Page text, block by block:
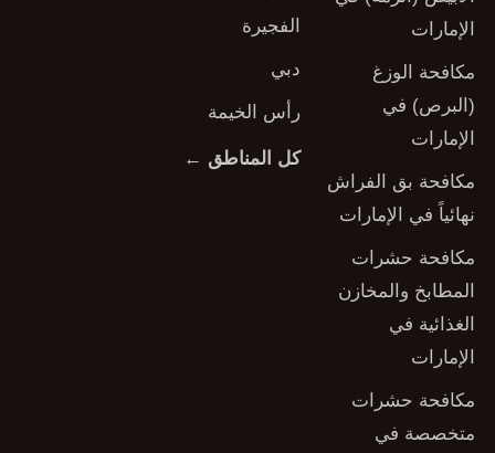
الإمارات
مكافحة الوزغ
(البرص) في
الإمارات
مكافحة بق الفراش
نهائياً في الإمارات
مكافحة حشرات
المطابخ والمخازن
الغذائية في
الإمارات
مكافحة حشرات
متخصصة في
الفجيرة
دبي
رأس الخيمة
كل المناطق ←